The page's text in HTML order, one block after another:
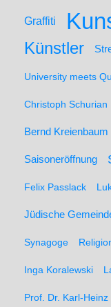
Graffiti
Künstler
University meets
Christoph Schurian
Bernd Kreienbaum
Saisoneröffnung
Felix Passlack
Jüdische
Synagoge
Inga Koralewski
Prof. Dr. Karl-Heinz